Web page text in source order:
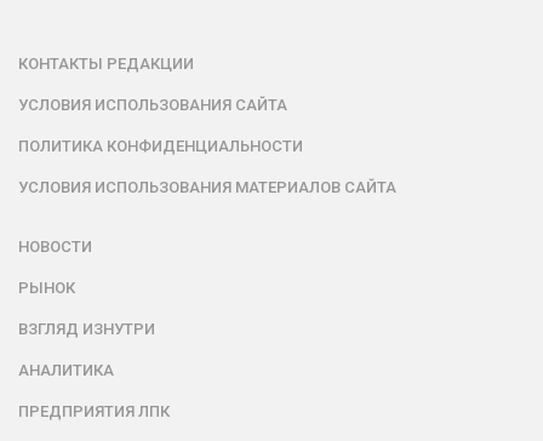
КОНТАКТЫ РЕДАКЦИИ
УСЛОВИЯ ИСПОЛЬЗОВАНИЯ САЙТА
ПОЛИТИКА КОНФИДЕНЦИАЛЬНОСТИ
УСЛОВИЯ ИСПОЛЬЗОВАНИЯ МАТЕРИАЛОВ САЙТА
НОВОСТИ
РЫНОК
ВЗГЛЯД ИЗНУТРИ
АНАЛИТИКА
ПРЕДПРИЯТИЯ ЛПК